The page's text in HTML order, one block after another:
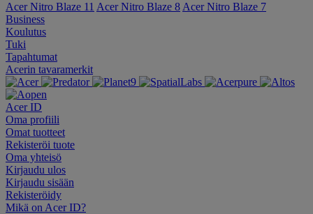
Acer Nitro Blaze 11 Acer Nitro Blaze 8 Acer Nitro Blaze 7
Business
Koulutus
Tuki
Tapahtumat
Acerin tavaramerkit
Acer ID
Oma profiili
Omat tuotteet
Rekisteröi tuote
Oma yhteisö
Kirjaudu ulos
Kirjaudu sisään
Rekisteröidy
Mikä on Acer ID?